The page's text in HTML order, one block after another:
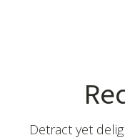
Detract yet